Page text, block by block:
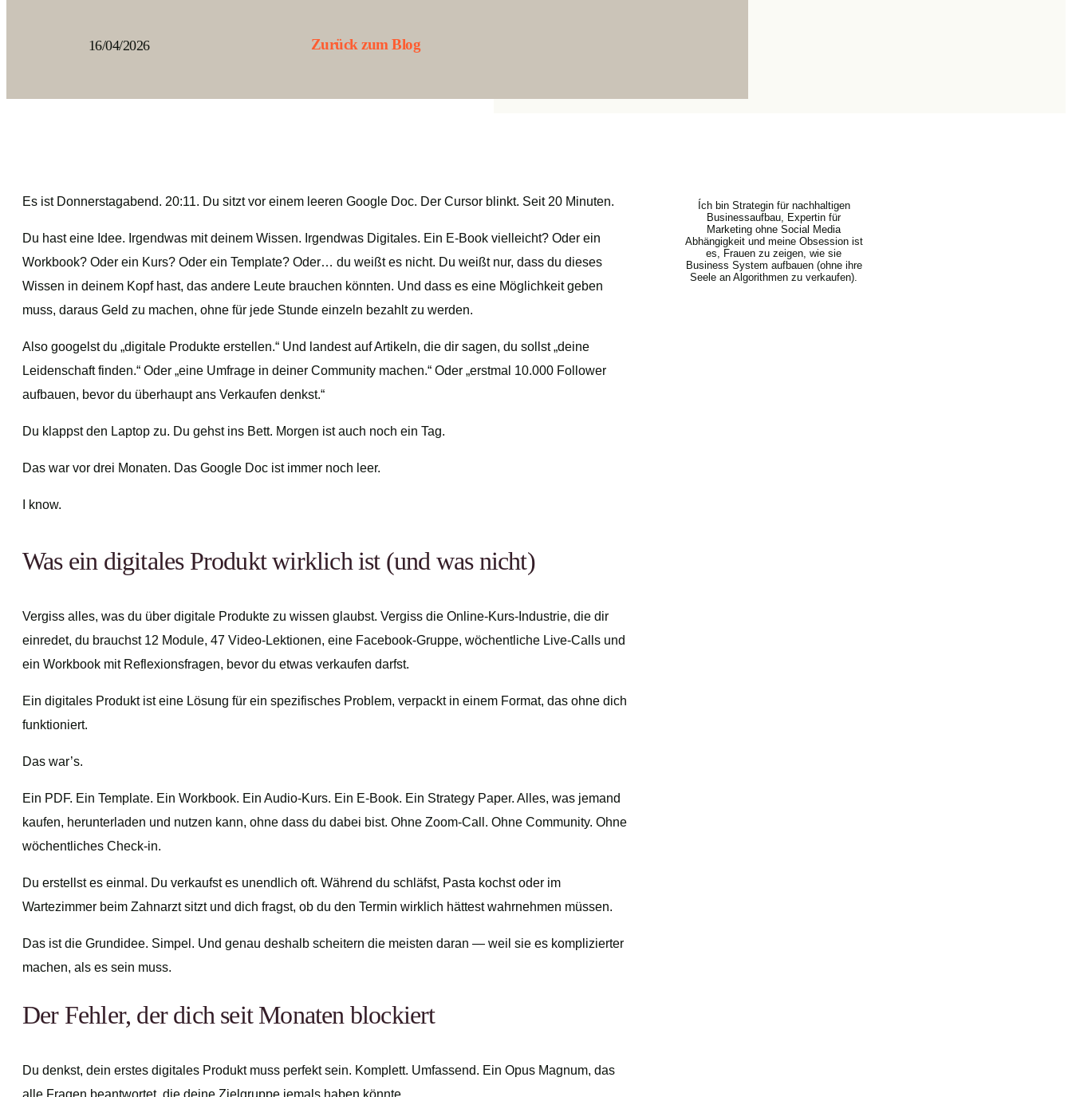
16/04/2026 Zurück zum Blog
Es ist Donnerstagabend. 20:11. Du sitzt vor einem leeren Google Doc. Der Cursor blinkt. Seit 20 Minuten.
Du hast eine Idee. Irgendwas mit deinem Wissen. Irgendwas Digitales. Ein E-Book vielleicht? Oder ein
Workbook? Oder ein Kurs? Oder ein Template? Oder… du weißt es nicht. Du weißt nur, dass du dieses
Wissen in deinem Kopf hast, das andere Leute brauchen könnten. Und dass es eine Möglichkeit geben
muss, daraus Geld zu machen, ohne für jede Stunde einzeln bezahlt zu werden.
Also googelst du „digitale Produkte erstellen.“ Und landest auf Artikeln, die dir sagen, du sollst „deine
Leidenschaft finden.“ Oder „eine Umfrage in deiner Community machen.“ Oder „erstmal 10.000 Follower
aufbauen, bevor du überhaupt ans Verkaufen denkst.“
Du klappst den Laptop zu. Du gehst ins Bett. Morgen ist auch noch ein Tag.
Das war vor drei Monaten. Das Google Doc ist immer noch leer.
I know.
Was ein digitales Produkt wirklich ist (und was nicht)
Vergiss alles, was du über digitale Produkte zu wissen glaubst. Vergiss die Online-Kurs-Industrie, die dir
einredet, du brauchst 12 Module, 47 Video-Lektionen, eine Facebook-Gruppe, wöchentliche Live-Calls und
ein Workbook mit Reflexionsfragen, bevor du etwas verkaufen darfst.
Ein digitales Produkt ist eine Lösung für ein spezifisches Problem, verpackt in einem Format, das ohne dich
funktioniert.
Das war’s.
Ein PDF. Ein Template. Ein Workbook. Ein Audio-Kurs. Ein E-Book. Ein Strategy Paper. Alles, was jemand
kaufen, herunterladen und nutzen kann, ohne dass du dabei bist. Ohne Zoom-Call. Ohne Community. Ohne
wöchentliches Check-in.
Du erstellst es einmal. Du verkaufst es unendlich oft. Während du schläfst, Pasta kochst oder im
Wartezimmer beim Zahnarzt sitzt und dich fragst, ob du den Termin wirklich hättest wahrnehmen müssen.
Das ist die Grundidee. Simpel. Und genau deshalb scheitern die meisten daran — weil sie es komplizierter
machen, als es sein muss.
Der Fehler, der dich seit Monaten blockiert
Du denkst, dein erstes digitales Produkt muss perfekt sein. Komplett. Umfassend. Ein Opus Magnum, das
alle Fragen beantwortet, die deine Zielgruppe jemals haben könnte.
Ích bin Strategin für nachhaltigen
Businessaufbau, Expertin für
Marketing ohne Social Media
Abhängigkeit und meine Obsession ist
es, Frauen zu zeigen, wie sie
Business System aufbauen (ohne ihre
Seele an Algorithmen zu verkaufen).